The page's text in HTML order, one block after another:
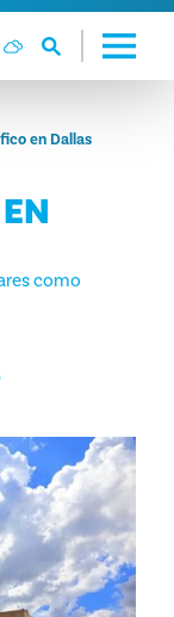
en Dallas
como